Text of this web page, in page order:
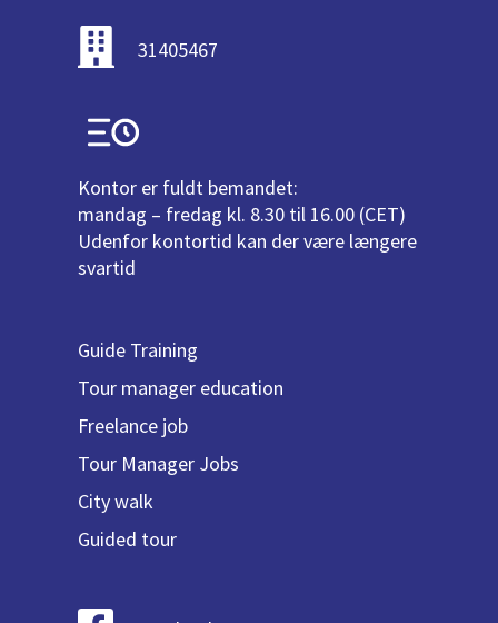
31405467
Kontor er fuldt bemandet:
mandag – fredag kl. 8.30 til 16.00 (CET)
Udenfor kontortid kan der være længere
svartid
Guide Training
Tour manager education
Freelance job
Tour Manager Jobs
City walk
Guided tour